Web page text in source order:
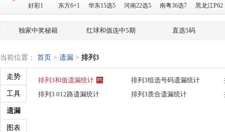
好彩1
东方6+1 华东15选5 河南22选5 南粤36选7 黑龙江P62
独家中奖秘籍 红球和值连中5期 直选5码
当前位置： 首页 > 遗漏 > 排列3
走势
工具
遗漏
图表
排列3和值遗漏统计 排列3组选号码遗漏统计
排列3 012路遗漏统计
排列3质合遗漏统计